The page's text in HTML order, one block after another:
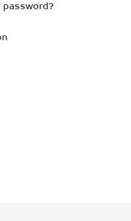
password?